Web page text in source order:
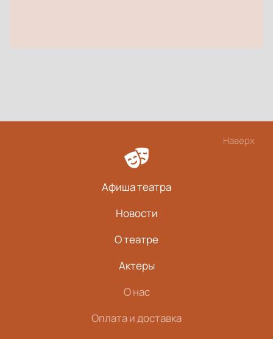
Наверх
Афиша театра
Новости
О театре
Актеры
О нас
Оплата и доставка